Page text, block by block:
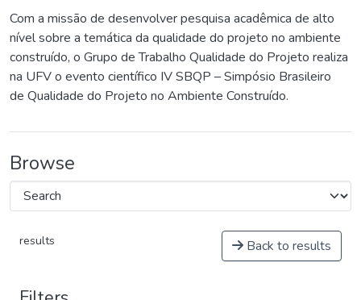
Com a missão de desenvolver pesquisa acadêmica de alto
nível sobre a temática da qualidade do projeto no ambiente
construído, o Grupo de Trabalho Qualidade do Projeto realiza
na UFV o evento científico IV SBQP – Simpósio Brasileiro
de Qualidade do Projeto no Ambiente Construído.
Browse
results Back to results